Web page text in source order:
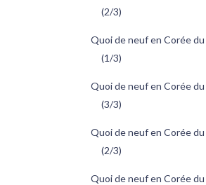
(2/3)
Quoi de neuf en Corée du
(1/3)
Quoi de neuf en Corée du
(3/3)
Quoi de neuf en Corée du
(2/3)
Quoi de neuf en Corée du